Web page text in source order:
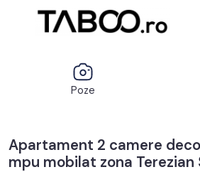
Poze
Apartament 2 camere
mpu mobilat zona Terezian